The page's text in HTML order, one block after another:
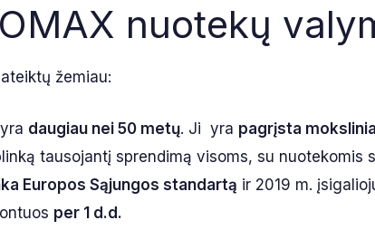
nuotekų
žemiau:
daugiau nei 50 metų. Ji yra pagrįsta
tausojantį sprendimą visoms, su nuotekomis
Europos Sąjungos standartą ir 2019 m.
per 1 d.d.